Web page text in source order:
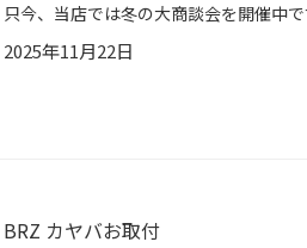
2025年11月22日
BRZ カヤバお取付